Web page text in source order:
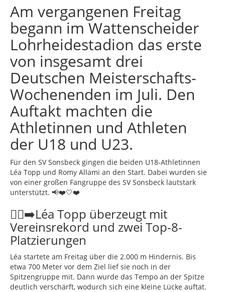
Am vergangenen Freitag
begann im Wattenscheider
Lohrheidestadion das erste
von insgesamt drei
Deutschen Meisterschafts-
Wochenenden im Juli. Den
Auftakt machten die
Athletinnen und Athleten
der U18 und U23.
Für den SV Sonsbeck gingen die beiden U18-Athletinnen
Léa Topp und Romy Allami an den Start. Dabei wurden sie
von einer großen Fangruppe des SV Sonsbeck lautstark
unterstützt. 📢❤️🤍❤️
🏃‍♀️‍➡️Léa Topp überzeugt mit
Vereinsrekord und zwei Top-8-
Platzierungen
Léa startete am Freitag über die 2.000 m Hindernis. Bis
etwa 700 Meter vor dem Ziel lief sie noch in der
Spitzengruppe mit. Dann wurde das Tempo an der Spitze
deutlich verschärft, wodurch sich eine kleine Lücke auftat.